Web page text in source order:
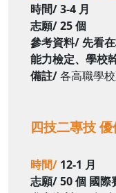
時間/3-4 月
志願/25 個
參考資料/ 先看
能力檢定、學校
備註/各高職學
四技二專技
時間/ 12-1 月
志願/ 50 個 國際